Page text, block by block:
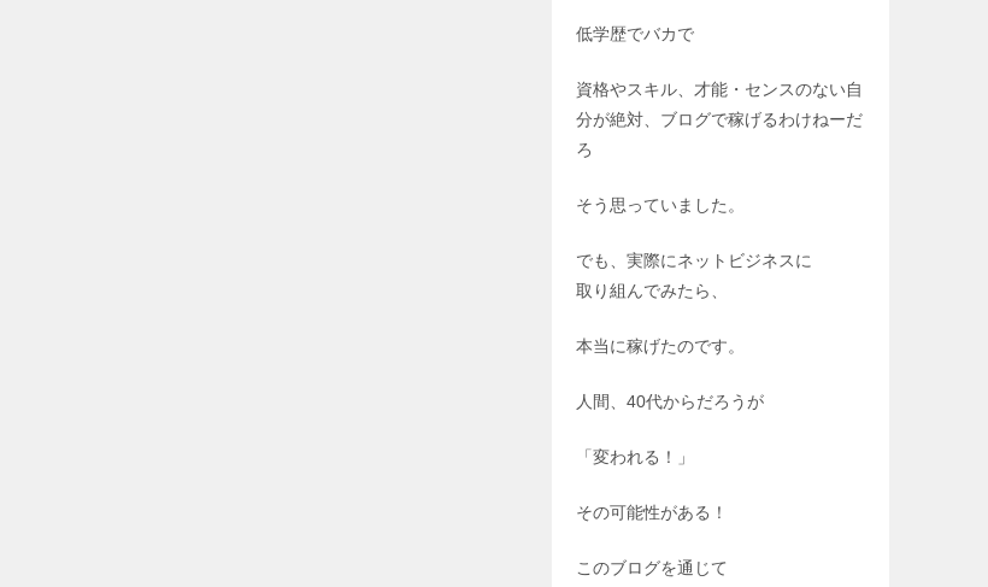
低学歴でバカで
資格やスキル、才能・センスのない自
分が絶対、ブログで稼げるわけねーだ
ろ
そう思っていました。
でも、実際にネットビジネスに
取り組んでみたら、
本当に稼げたのです。
人間、40代からだろうが
「変われる！」
その可能性がある！
このブログを通じて